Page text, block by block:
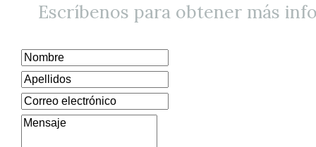
Escríbenos para obtener más